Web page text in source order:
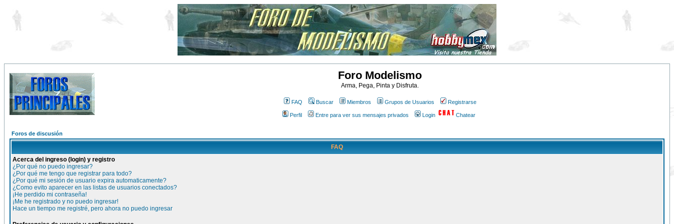
Foro Modelismo
Arma, Pega, Pinta y Disfruta.
FAQ Buscar Miembros Grupos de Usuarios Registrarse
Perfil Entre para ver sus mensajes privados Login Chatear
Foros de discusión
FAQ
Acerca del ingreso (login) y registro
¿Por qué no puedo ingresar?
¿Por qué me tengo que registrar para todo?
¿Por qué mi sesión de usuario expira automaticamente?
¿Como evito aparecer en las listas de usuarios conectados?
¡He perdido mi contraseña!
¡Me he registrado y no puedo ingresar!
Hace un tiempo me registré, pero ahora no puedo ingresar